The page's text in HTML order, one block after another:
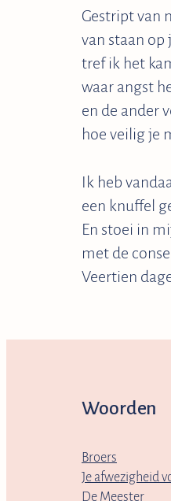
Gestript van
van staan op
tref ik het
waar angst
en de ander
hoe veilig je
Ik heb
een knuffel
En stoei in
met de
Veertien
Woorden
Broers
Je afwezigheid
De Meester